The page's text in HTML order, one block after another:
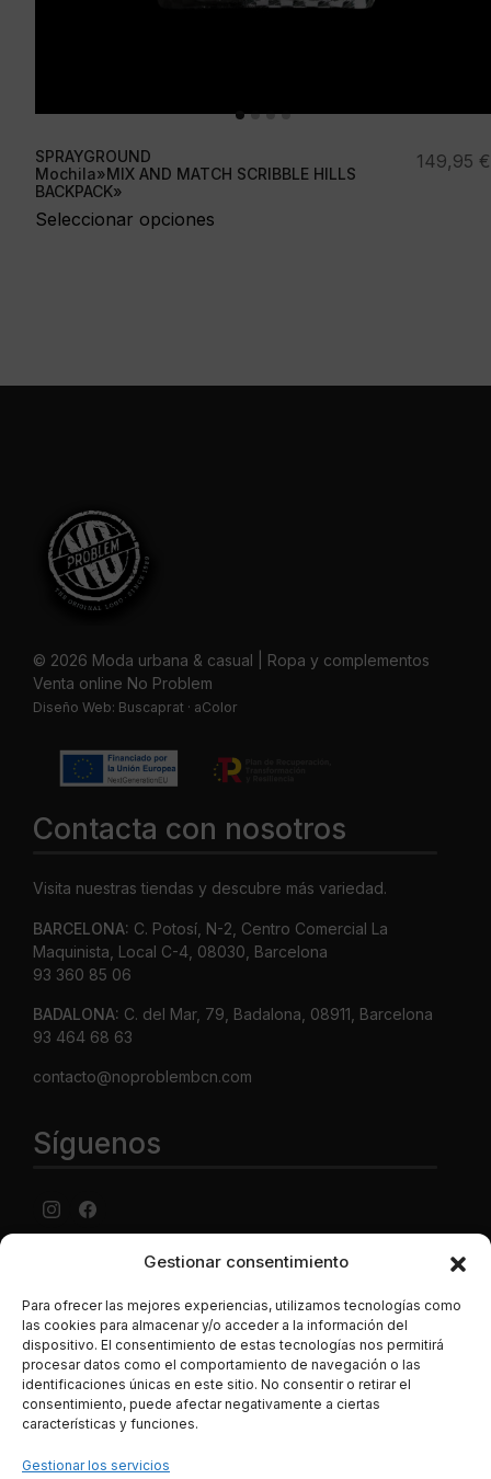
Gestionar consentimiento
Para ofrecer las mejores experiencias, utilizamos tecnologías como
las cookies para almacenar y/o acceder a la información del
dispositivo. El consentimiento de estas tecnologías nos permitirá
procesar datos como el comportamiento de navegación o las
identificaciones únicas en este sitio. No consentir o retirar el
consentimiento, puede afectar negativamente a ciertas
características y funciones.
Gestionar los servicios
SPRAYGROUND
Mochila»MIX AND MATCH SCRIBBLE HILLS
BACKPACK»
Seleccionar opciones
149,95 €
© 2026 Moda urbana & casual | Ropa y complementos
Venta online No Problem
Diseño Web: Buscaprat · aColor
Contacta con nosotros
Visita nuestras tiendas y descubre más variedad.
BARCELONA: C. Potosí, N-2, Centro Comercial La
Maquinista, Local C-4, 08030, Barcelona
93 360 85 06
BADALONA: C. del Mar, 79, Badalona, 08911, Barcelona
93 464 68 63
contacto@noproblembcn.com
Síguenos
Política de privacidad·Política de cookies ·
precios
LUJONYC S.L., C. Potosí, N-2, Centro Comercial La
Maquinista, Local C-4, 08030, Barcelona España. CIF B-
62786496. Los datos de las tarjetas de crédito se
introducen en una página segura de la entidad bancaria, y
íntegra, segura, y totalmente cifrada o encriptada a través